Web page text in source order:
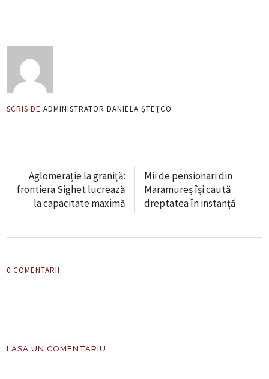
SCRIS DE ADMINISTRATOR DANIELA ȘTEȚCO
Aglomerație la graniță:
frontiera Sighet lucrează
la capacitate maximă
Mii de pensionari din
Maramureș își caută
dreptatea în instanță
0 COMENTARII
LASA UN COMENTARIU